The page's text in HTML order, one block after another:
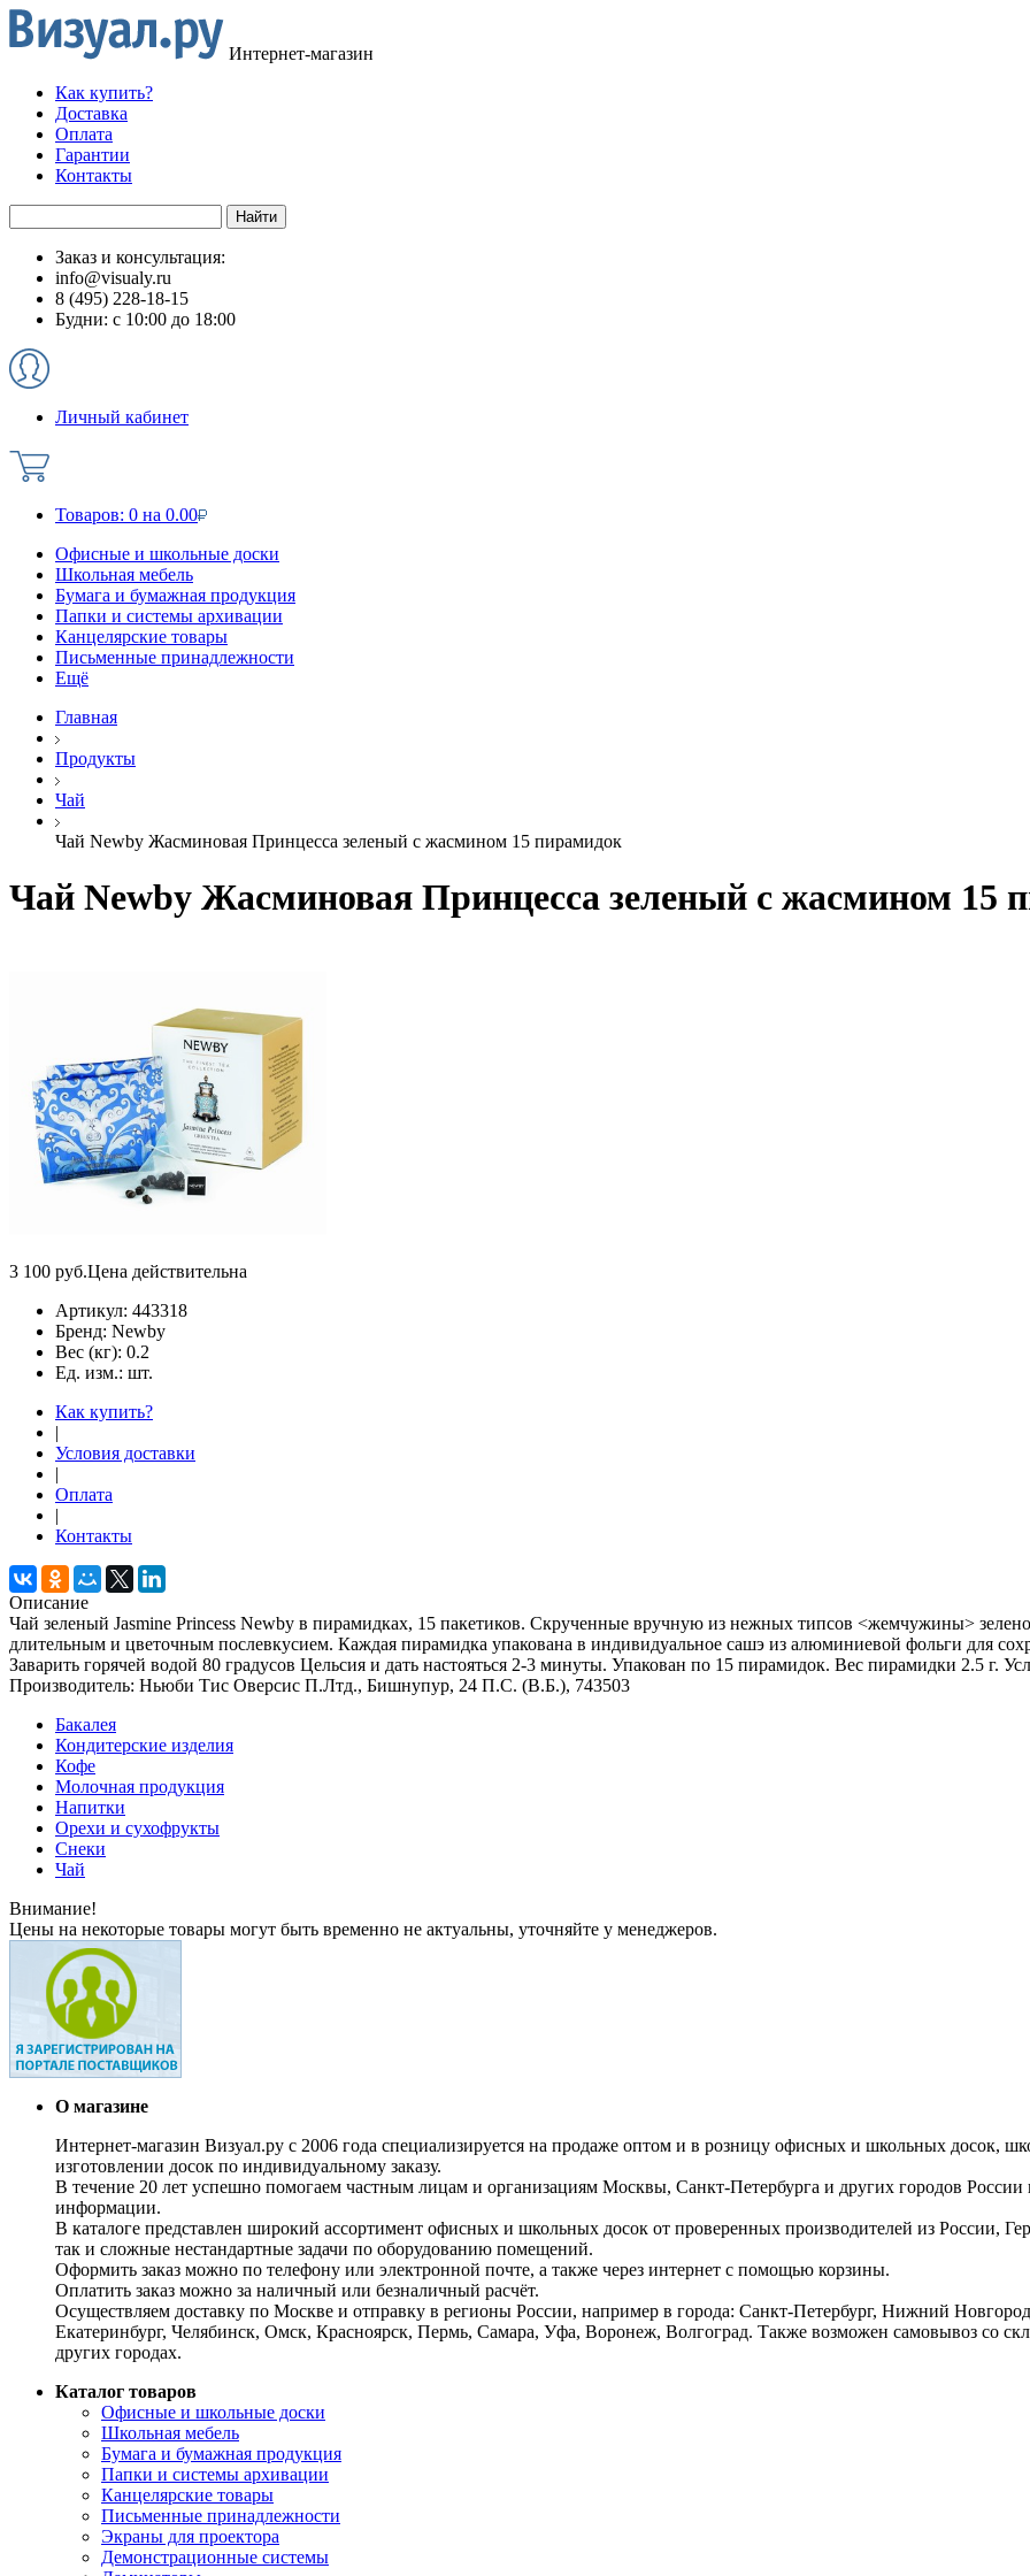
Интернет-магазин
Как купить?
Доставка
Оплата
Гарантии
Контакты
Заказ и консультация:
info@visualy.ru
8 (495) 228-18-15
Будни: с 10:00 до 18:00
Личный кабинет
Товаров: 0 на 0.00
Офисные и школьные доски
Школьная мебель
Бумага и бумажная продукция
Папки и системы архивации
Канцелярские товары
Письменные принадлежности
Ещё
Главная
Продукты
Чай
Чай Newby Жасминовая Принцесса зеленый с жасмином 15 пирамидок
Чай Newby Жасминовая Принцесса зеленый с жасмином 15
3 100 руб.Цена действительна
Артикул: 443318
Бренд: Newby
Вес (кг): 0.2
Ед. изм.: шт.
Как купить?
|
Условия доставки
|
Оплата
|
Контакты
Описание
Чай зеленый Jasmine Princess Newby в пирамидках, 15 пакетиков. Скрученные вручную из нежных типсов <жемчужины>
длительным и цветочным послевкусием. Каждая пирамидка упакована в индивидуальное сашэ из алюминиевой фольги для
Заварить горячей водой 80 градусов Цельсия и дать настояться 2-3 минуты. Упакован по 15 пирамидок. Вес пирамидки 2.5 г.
Производитель: Ньюби Тис Оверсис П.Лтд., Бишнупур, 24 П.С. (В.Б.), 743503
Бакалея
Кондитерские изделия
Кофе
Молочная продукция
Напитки
Орехи и сухофрукты
Снеки
Чай
Внимание!
Цены на некоторые товары могут быть временно не актуальны, уточняйте у менеджеров.
О магазине
Интернет-магазин Визуал.ру с 2006 года специализируется на продаже оптом и в розницу офисных и школьных досок,
изготовлении досок по индивидуальному заказу.
В течение 20 лет успешно помогаем частным лицам и организациям Москвы, Санкт-Петербурга и других городов
информации.
В каталоге представлен широкий ассортимент офисных и школьных досок от проверенных производителей из
так и сложные нестандартные задачи по оборудованию помещений.
Оформить заказ можно по телефону или электронной почте, а также через интернет с помощью корзины.
Оплатить заказ можно за наличный или безналичный расчёт.
Осуществляем доставку по Москве и отправку в регионы России, например в города: Санкт-Петербург, Нижний
Екатеринбург, Челябинск, Омск, Красноярск, Пермь, Самара, Уфа, Воронеж, Волгоград. Также возможен самовывоз со
других городах.
Каталог товаров
Офисные и школьные доски
Школьная мебель
Бумага и бумажная продукция
Папки и системы архивации
Канцелярские товары
Письменные принадлежности
Экраны для проектора
Демонстрационные системы